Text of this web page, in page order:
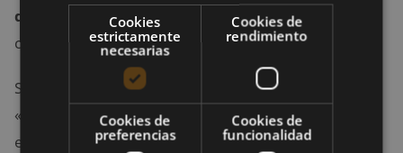
debilidad del transverso abdominal (TvA) no es la
causa del dolor de espalda, sino un síntoma de éste.
Según el Dr. McGill, experto en biomecánica dorsal,
«las diferencias entre los que tienen problemas de
espalda recurrentes, crónicos y controles
Cookies
estrictamente
necesarias
Cookies de
rendimiento
Cookies de
preferencias
Cookies de
funcionalidad